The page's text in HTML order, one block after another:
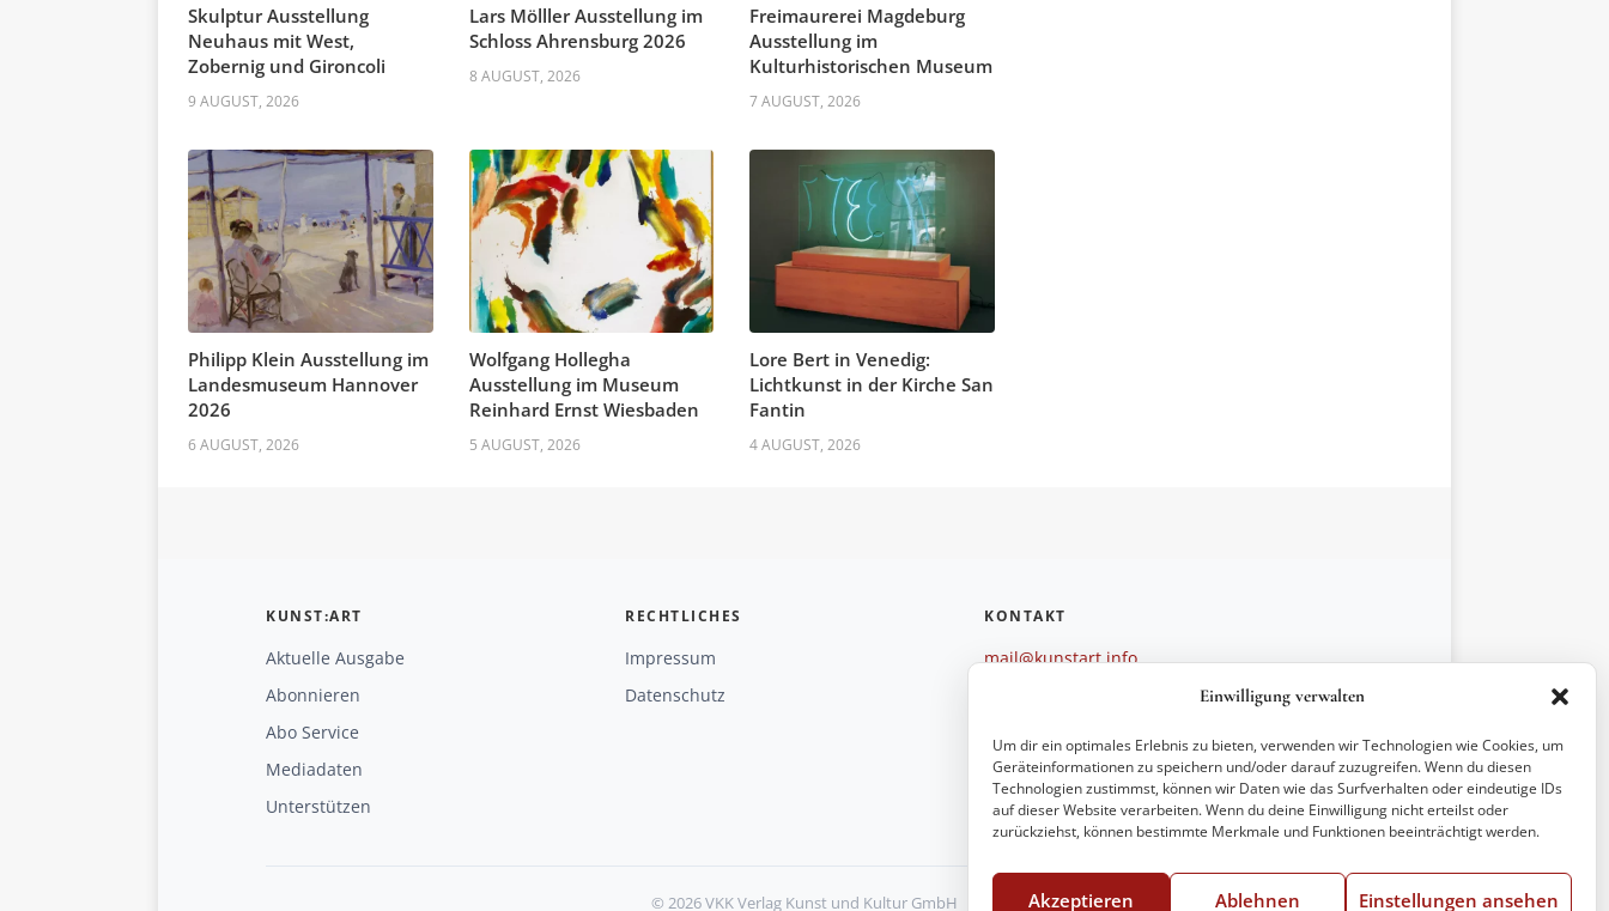
Einwilligung verwalten
Um dir ein optimales Erlebnis zu bieten, verwenden wir Technologien wie Cookies, um
Geräteinformationen zu speichern und/oder darauf zuzugreifen. Wenn du diesen
Technologien zustimmst, können wir Daten wie das Surfverhalten oder eindeutige IDs
auf dieser Website verarbeiten. Wenn du deine Einwilligung nicht erteilst oder
zurückziehst, können bestimmte Merkmale und Funktionen beeinträchtigt werden.
Akzeptieren Ablehnen Einstellungen ansehen
Skulptur Ausstellung
Neuhaus mit West,
Zobernig und Gironcoli
9 AUGUST, 2026
Lars Mölller Ausstellung im
Schloss Ahrensburg 2026
8 AUGUST, 2026
Freimaurerei Magdeburg
Ausstellung im
Kulturhistorischen Museum
7 AUGUST, 2026
Philipp Klein Ausstellung im
Landesmuseum Hannover
2026
6 AUGUST, 2026
Wolfgang Hollegha
Ausstellung im Museum
Reinhard Ernst Wiesbaden
5 AUGUST, 2026
Lore Bert in Venedig:
Lichtkunst in der Kirche San
Fantin
4 AUGUST, 2026
KUNST:ART
Aktuelle Ausgabe
Abonnieren
Abo Service
Mediadaten
Unterstützen
RECHTLICHES
Impressum
Datenschutz
KONTAKT
mail@kunstart.info
© 2026 VKK Verlag Kunst und Kultur GmbH